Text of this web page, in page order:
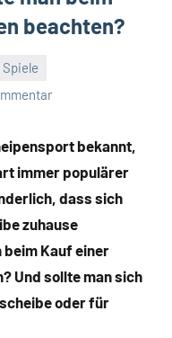
beachten?
Spiele
bekannt,
immer populärer
dass sich
zuhause
beim Kauf einer
Und sollte man sich
oder für